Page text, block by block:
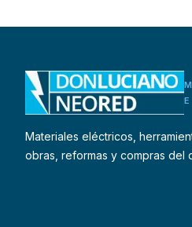
Materiales eléctricos,
obras, reformas y compras del